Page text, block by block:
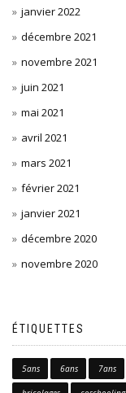
janvier 2022
décembre 2021
novembre 2021
juin 2021
mai 2021
avril 2021
mars 2021
février 2021
janvier 2021
décembre 2020
novembre 2020
ÉTIQUETTES
5ans 6ans 7ans